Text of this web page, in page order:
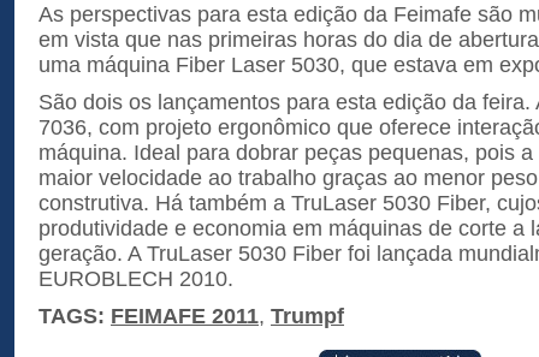
As perspectivas para esta edição da Feimafe são
em vista que nas primeiras horas do dia de
uma máquina Fiber Laser 5030, que estava em
São dois os lançamentos para esta edição da feira.
7036, com projeto ergonômico que oferece
máquina. Ideal para dobrar peças pequenas, pois
maior velocidade ao trabalho graças ao menor
construtiva. Há também a TruLaser 5030 Fiber,
produtividade e economia em máquinas de corte a
geração. A TruLaser 5030 Fiber foi lançada
EUROBLECH 2010.
TAGS: FEIMAFE 2011, Trumpf